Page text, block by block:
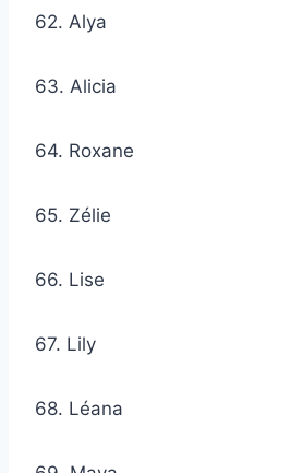
62. Alya
63. Alicia
64. Roxane
65. Zélie
66. Lise
67. Lily
68. Léana